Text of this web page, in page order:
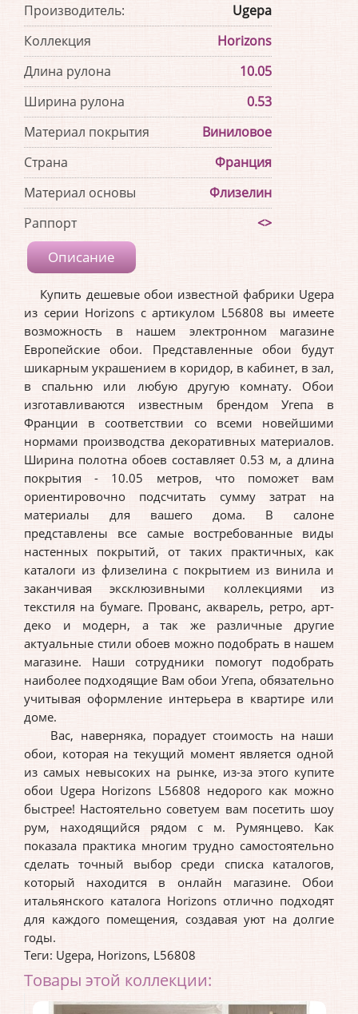
Производитель:
Ugepa
Коллекция
Horizons
Длина рулона
10.05
Ширина рулона
0.53
Материал покрытия
Виниловое
Страна
Франция
Материал основы
Флизелин
Раппорт
<>
Описание
Купить дешевые обои известной фабрики Ugepa
из серии Horizons с артикулом L56808 вы имеете
возможность в нашем электронном магазине
Европейские обои. Представленные обои будут
шикарным украшением в коридор, в кабинет, в зал,
в спальню или любую другую комнату. Обои
изготавливаются известным брендом Угепа в
Франции в соответствии со всеми новейшими
нормами производства декоративных материалов.
Ширина полотна обоев составляет 0.53 м, а длина
покрытия - 10.05 метров, что поможет вам
ориентировочно подсчитать сумму затрат на
материалы для вашего дома. В салоне
представлены все самые востребованные виды
настенных покрытий, от таких практичных, как
каталоги из флизелина с покрытием из винила и
заканчивая эксклюзивными коллекциями из
текстиля на бумаге. Прованс, акварель, ретро, арт-
деко и модерн, а так же различные другие
актуальные стили обоев можно подобрать в нашем
магазине. Наши сотрудники помогут подобрать
наиболее подходящие Вам обои Угепа, обязательно
учитывая оформление интерьера в квартире или
доме.
Вас, наверняка, порадует стоимость на наши
обои, которая на текущий момент является одной
из самых невысоких на рынке, из-за этого купите
обои Ugepa Horizons L56808 недорого как можно
быстрее! Настоятельно советуем вам посетить шоу
рум, находящийся рядом с м. Румянцево. Как
показала практика многим трудно самостоятельно
сделать точный выбор среди списка каталогов,
который находится в онлайн магазине. Обои
итальянского каталога Horizons отлично подходят
для каждого помещения, создавая уют на долгие
годы.
Теги: Ugepa, Horizons, L56808
Товары этой коллекции: